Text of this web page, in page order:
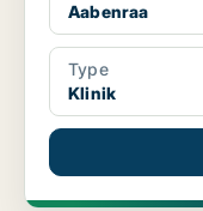
Aabenraa
Type
Klinik